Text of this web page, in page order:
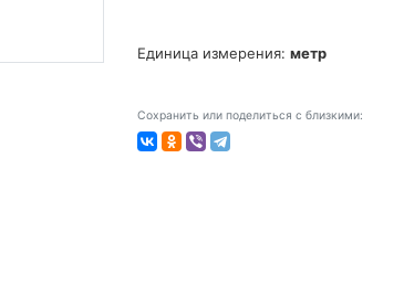
Единица измерения: метр
Сохранить или поделиться с близкими: